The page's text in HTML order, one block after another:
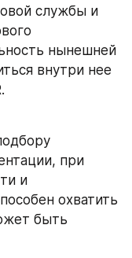
службы и
нынешней
внутри нее
при
и
охватить
быть